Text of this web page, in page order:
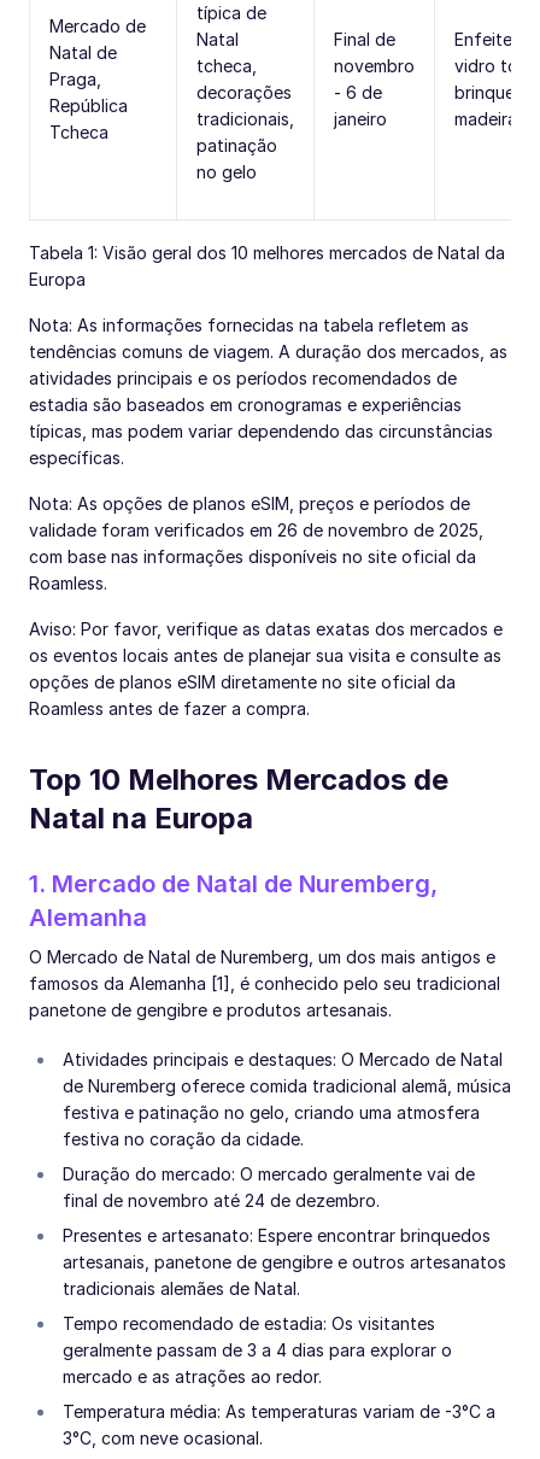
Mercado de
Natal de
Praga,
República
Tcheca
típica de
Natal
tcheca,
decorações
tradicionais,
patinação
no gelo
Final de
novembro
- 6 de
janeiro
Enfeites
vidro
madeira
Tabela 1: Visão geral dos 10 melhores mercados de Natal da
Europa
Nota: As informações fornecidas na tabela refletem as
tendências comuns de viagem. A duração dos mercados, as
atividades principais e os períodos recomendados de
estadia são baseados em cronogramas e experiências
típicas, mas podem variar dependendo das circunstâncias
específicas.
Nota: As opções de planos eSIM, preços e períodos de
validade foram verificados em 26 de novembro de 2025,
com base nas informações disponíveis no site oficial da
Roamless.
Aviso: Por favor, verifique as datas exatas dos mercados e
os eventos locais antes de planejar sua visita e consulte as
opções de planos eSIM diretamente no site oficial da
Roamless antes de fazer a compra.
Top 10 Melhores Mercados de
Natal na Europa
1. Mercado de Natal de Nuremberg,
Alemanha
O Mercado de Natal de Nuremberg, um dos mais antigos e
famosos da Alemanha [1], é conhecido pelo seu tradicional
panetone de gengibre e produtos artesanais.
Atividades principais e destaques: O Mercado de Natal
de Nuremberg oferece comida tradicional alemã, música
festiva e patinação no gelo, criando uma atmosfera
festiva no coração da cidade.
Duração do mercado: O mercado geralmente vai de
final de novembro até 24 de dezembro.
Presentes e artesanato: Espere encontrar brinquedos
artesanais, panetone de gengibre e outros artesanatos
tradicionais alemães de Natal.
Tempo recomendado de estadia: Os visitantes
geralmente passam de 3 a 4 dias para explorar o
mercado e as atrações ao redor.
Temperatura média: As temperaturas variam de -3°C a
3°C, com neve ocasional.